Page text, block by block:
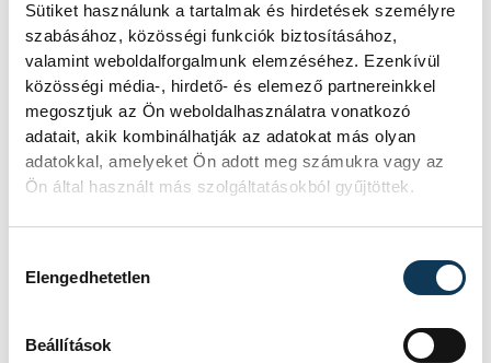
Sütiket használunk a tartalmak és hirdetések személyre
szabásához, közösségi funkciók biztosításához,
valamint weboldalforgalmunk elemzéséhez. Ezenkívül
közösségi média-, hirdető- és elemező partnereinkkel
megosztjuk az Ön weboldalhasználatra vonatkozó
adatait, akik kombinálhatják az adatokat más olyan
adatokkal, amelyeket Ön adott meg számukra vagy az
Ön által használt más szolgáltatásokból gyűjtöttek.
Elengedhetetlen
Beállítások
sportoló és futó, aki jelenleg a VEB2023
megfelelő pályahasználatot, hiszen csak